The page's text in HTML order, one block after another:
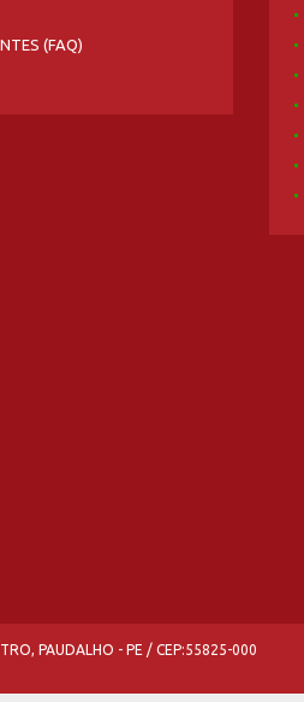
(FAQ)
PAUDALHO - PE / CEP:55825-000